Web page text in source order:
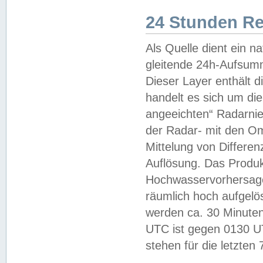
24 Stunden
Als Quelle dient ein
gleitende 24h-
Dieser Layer enthält
handelt es sich um
angeeichten“
der Radar- mit den
Mittelung von
Auflösung. Das
räumlich hoch
werden ca. 30
UTC ist gegen 0130
stehen für die letzten